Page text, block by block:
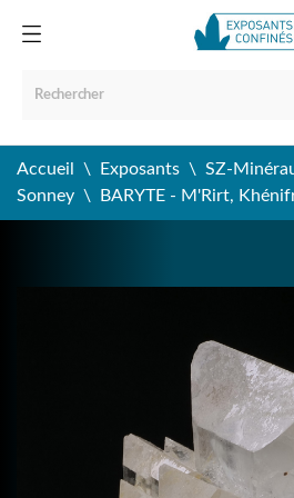
Accueil Exposants
SZ-
Sonney
BARYTE - M'Rirt,